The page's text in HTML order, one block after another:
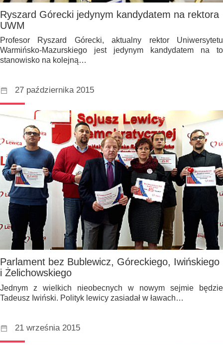
Ryszard Górecki jedynym kandydatem na rektora
UWM
Profesor Ryszard Górecki, aktualny rektor Uniwersytetu
Warmińsko-Mazurskiego jest jedynym kandydatem na to
stanowisko na kolejną…
27 października 2015
Parlament bez Bublewicz, Góreckiego, Iwińskiego
i Żelichowskiego
Jednym z wielkich nieobecnych w nowym sejmie będzie
Tadeusz Iwiński. Polityk lewicy zasiadał w ławach…
21 września 2015